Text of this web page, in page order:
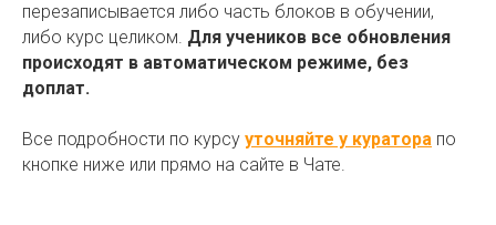
перезаписывается либо часть блоков в обучении,
либо курс целиком. Для учеников все обновления
происходят в автоматическом режиме, без
доплат.
Все подробности по курсу уточняйте у куратора по
кнопке ниже или прямо на сайте в Чате.